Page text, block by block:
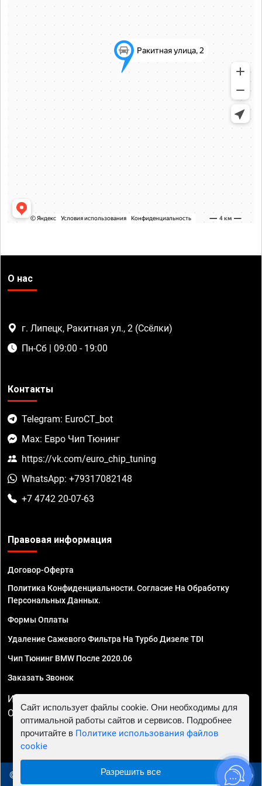
О нас
г. Липецк, Ракитная ул., 2 (Ссёлки)
Пн-Сб | 09:00 - 19:00
Контакты
Telegram: EuroCT_bot
Max: Евро Чип Тюнинг
https://vk.com/euro_chip_tuning
WhatsApp: +79317082148
+7 4742 20-07-63
Правовая информация
Договор-Оферта
Политика Конфиденциальности. Согласие На Обработку
Персональных Данных.
Формы Оплаты
Удаление Сажевого Фильтра На Турбо Дизеле TDI
Чип Тюнинг BMW После 2020.06
Заказать Звонок
ИП Смирнов Георгий Павлович. ИНН 781302555843,
ОГРНИП 324470400032610
© 2010 - 2026 Чип тюнинг в Липецке - Автосервис "Евро
Сайт использует файлы cookie. Они необходимы для
оптимальной работы сайтов и сервисов. Подробнее
прочитайте в Политике использования файлов
cookie
Разрешить все